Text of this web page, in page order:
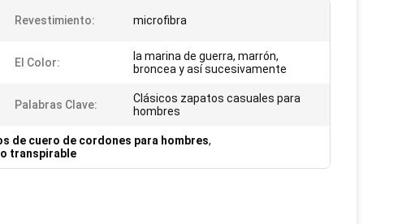
Revestimiento: microfibra
El Color:
la marina de guerra, marrón,
broncea y así sucesivamente
Palabras Clave:
Clásicos zapatos casuales para
hombres
de cuero de cordones para hombres,
transpirable